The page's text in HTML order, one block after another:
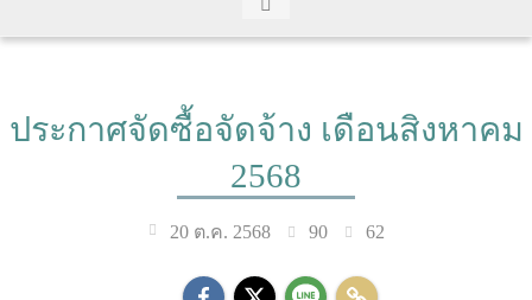
ประกาศจัดซื้อจัดจ้าง เดือนสิงหาคม
2568
20 ต.ค. 2568 90 62